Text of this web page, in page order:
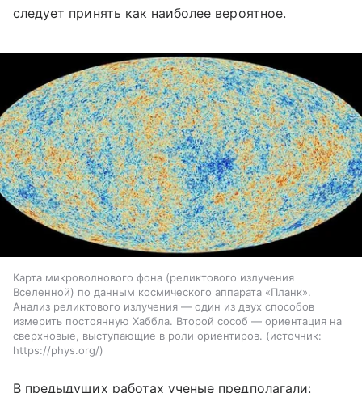
следует принять как наиболее вероятное.
Карта микроволнового фона (реликтового излучения
Вселенной) по данным космического аппарата «Планк».
Анализ реликтового излучения — один из двух способов
измерить постоянную Хаббла. Второй сособ — ориентация на
сверхновые, выступающие в роли ориентиров.
источник:
https://phys.org/
В предыдущих работах ученые предполагали: